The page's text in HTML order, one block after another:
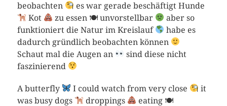
beobachten
es war gerade beschäftigt Hunde
Kot
zu essen 🍽 unvorstellbar
aber so
funktioniert die Natur im Kreislauf
habe es
dadurch gründlich beobachten können
Schaut mal die Augen an
sind diese nicht
faszinierend
A butterfly I could watch from very close
it
was busy dogs
droppings
eating 🍽